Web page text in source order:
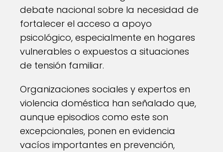
debate nacional sobre la necesidad de
fortalecer el acceso a apoyo
psicológico, especialmente en hogares
vulnerables o expuestos a situaciones
de tensión familiar.
Organizaciones sociales y expertos en
violencia doméstica han señalado que,
aunque episodios como este son
excepcionales, ponen en evidencia
vacíos importantes en prevención,